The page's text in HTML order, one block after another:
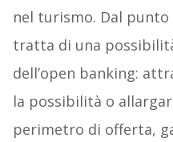
nel turismo. Dal
tratta di una
dell’open banking:
la possibilità o
perimetro di offerta,